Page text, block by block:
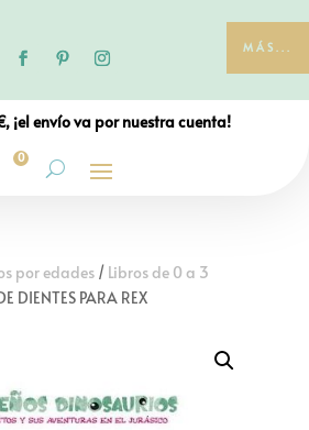
MÁS...
¡el envío va por nuestra cuenta!
0
por edades/ Libros de 0 a 3
DIENTES PARA REX